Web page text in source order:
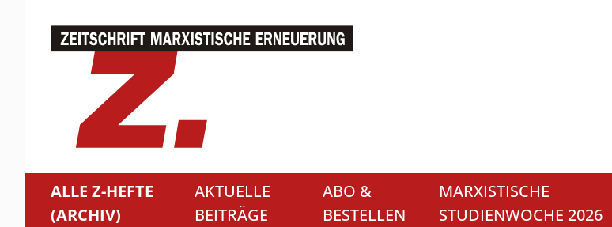
ALLE Z-HEFTE
(ARCHIV)
AKTUELLE
BEITRÄGE
ABO &
BESTELLEN
MARXISTISCHE
STUDIENWOCHE 2026